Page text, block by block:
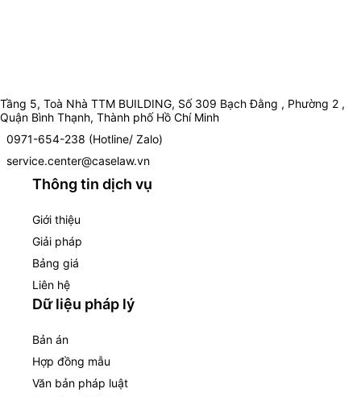
Tầng 5, Toà Nhà TTM BUILDING, Số 309 Bạch Đằng , Phường 2 ,
Quận Bình Thạnh, Thành phố Hồ Chí Minh
0971-654-238 (Hotline/ Zalo)
service.center@caselaw.vn
Thông tin dịch vụ
Giới thiệu
Giải pháp
Bảng giá
Liên hệ
Dữ liệu pháp lý
Bản án
Hợp đồng mẫu
Văn bản pháp luật